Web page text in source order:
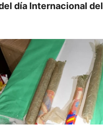
día Internacional del